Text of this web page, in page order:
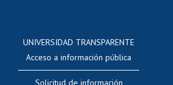
UNIVERSIDAD TRANSPARENTE
Acceso a información pública
Solicitud de información